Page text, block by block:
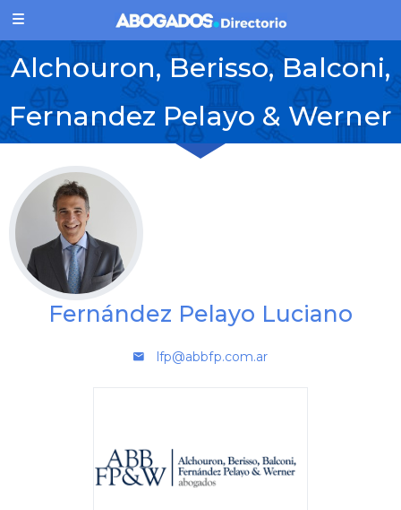
Alchouron, Berisso, Balconi,
Fernandez Pelayo & Werner
Fernández Pelayo Luciano
lfp@abbfp.com.ar